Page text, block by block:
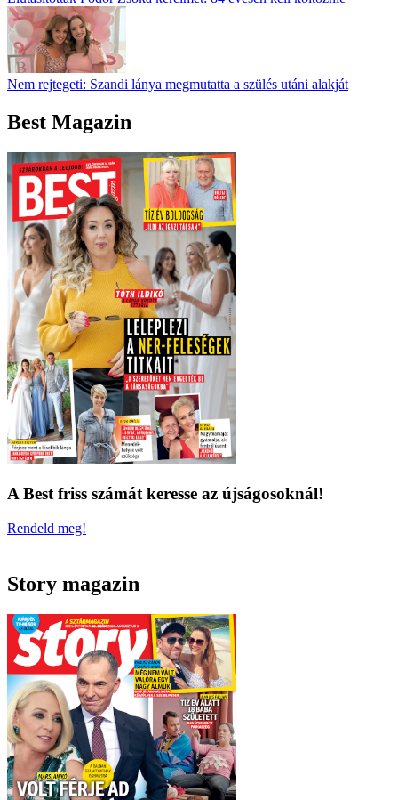
Nem rejtegeti: Szandi lánya megmutatta a szülés utáni alakját
Best Magazin
A Best friss számát keresse az újságosoknál!
Rendeld meg!
Story magazin